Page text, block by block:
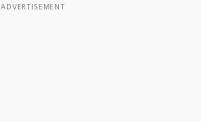
ADVERTISEMENT